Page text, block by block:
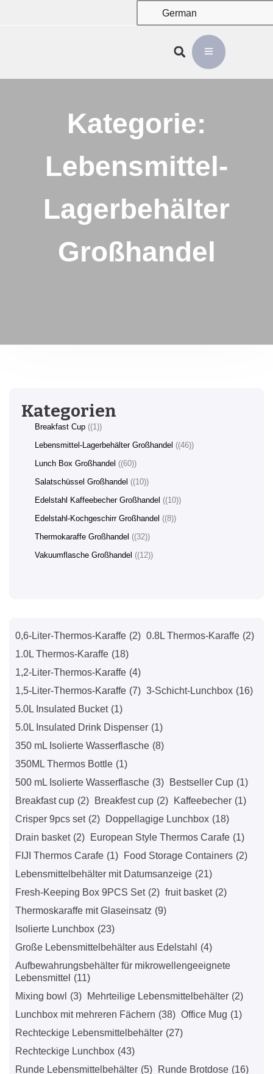
German
Kategorie:
Lebensmittel-
Lagerbehälter
Großhandel
Kategorien
Breakfast Cup (1)
Lebensmittel-Lagerbehälter Großhandel
(46)
Lunch Box Großhandel
(60)
Salatschüssel Großhandel
(10)
Edelstahl Kaffeebecher Großhandel
(10)
Edelstahl-Kochgeschirr Großhandel
(8)
Thermokaraffe Großhandel
(32)
Vakuumflasche Großhandel
(12)
0,6-Liter-Thermos-Karaffe (2) 0.8L Thermos-Karaffe (2)
1.0L Thermos-Karaffe (18)
1,2-Liter-Thermos-Karaffe (4)
1,5-Liter-Thermos-Karaffe (7) 3-Schicht-Lunchbox (16)
5.0L Insulated Bucket (1)
5.0L Insulated Drink Dispenser (1)
350 mL Isolierte Wasserflasche (8)
350ML Thermos Bottle (1)
500 mL Isolierte Wasserflasche (3) Bestseller Cup (1)
Breakfast cup (2) Breakfest cup (2) Kaffeebecher (1)
Crisper 9pcs set (2) Doppellagige Lunchbox (18)
Drain basket (2) European Style Thermos Carafe (1)
FIJI Thermos Carafe (1) Food Storage Containers (2)
Lebensmittelbehälter mit Datumsanzeige (21)
Fresh-Keeping Box 9PCS Set (2) fruit basket (2)
Thermoskaraffe mit Glaseinsatz (9)
Isolierte Lunchbox (23)
Große Lebensmittelbehälter aus Edelstahl
(4)
Aufbewahrungsbehälter für mikrowellengeeignete
Lebensmittel (11)
Mixing bowl (3) Mehrteilige Lebensmittelbehälter (2)
Lunchbox mit mehreren Fächern (38) Office Mug (1)
Rechteckige Lebensmittelbehälter (27)
Rechteckige Lunchbox (43)
Runde Lebensmittelbehälter (5) Runde Brotdose (16)